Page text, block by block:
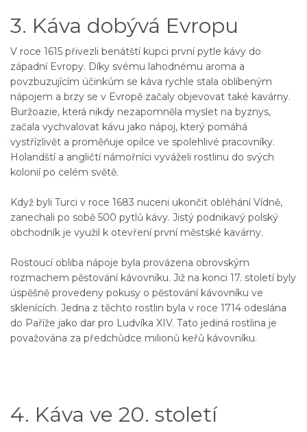
3. Káva dobývá Evropu
V roce 1615 přivezli benátští kupci první pytle kávy do
západní Evropy. Díky svému lahodnému aroma a
povzbuzujícím účinkům se káva rychle stala oblíbeným
nápojem a brzy se v Evropě začaly objevovat také kavárny.
Buržoazie, která nikdy nezapomněla myslet na byznys,
začala vychvalovat kávu jako nápoj, který pomáhá
vystřízlivět a proměňuje opilce ve spolehlivé pracovníky.
Holandští a angličtí námořníci vyváželi rostlinu do svých
kolonií po celém světě.
Když byli Turci v roce 1683 nuceni ukončit obléhání Vídně,
zanechali po sobě 500 pytlů kávy. Jistý podnikavý polský
obchodník je využil k otevření první městské kavárny.
Rostoucí obliba nápoje byla provázena obrovským
rozmachem pěstování kávovníku. Již na konci 17. století byly
úspěšně provedeny pokusy o pěstování kávovníku ve
sklenících. Jedna z těchto rostlin byla v roce 1714 odeslána
do Paříže jako dar pro Ludvíka XIV. Tato jediná rostlina je
považována za předchůdce milionů keřů kávovníku.
4. Káva ve 20. století